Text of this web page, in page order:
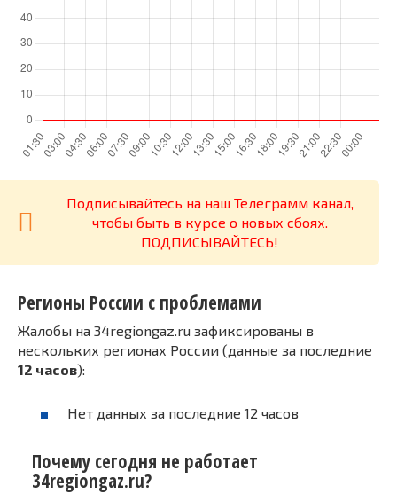
Подписывайтесь на наш Телеграмм канал,
чтобы быть в курсе о новых сбоях.
ПОДПИСЫВАЙТЕСЬ!
Регионы России с проблемами
Жалобы на 34regiongaz.ru зафиксированы в
нескольких регионах России (данные за последние
12 часов):
Нет данных за последние 12 часов
Почему сегодня не работает
34regiongaz.ru?